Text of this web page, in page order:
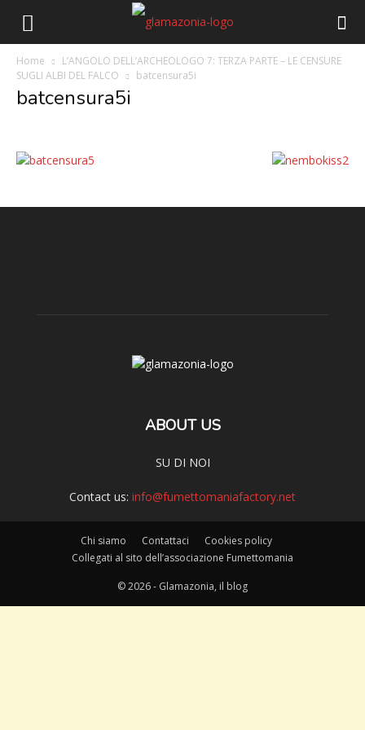
Home
L’ANGOLO DELL’ARCHEOLOGO 7: TERZA PARTE – LE CENSURE
SUGLI ALBI DEL FALCO
batcensura5i
batcensura5i
ABOUT US
SU DI NOI
Contact us: info@fumettomaniafactory.net
Chi siamo Contattaci
Cookies policy
Collegati al sito dell’associazione Fumettomania
© 2026 - Glamazonia, il blog